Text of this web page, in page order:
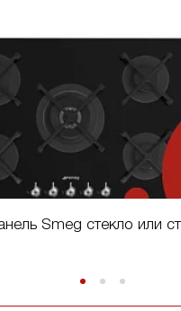
Smeg стекло или